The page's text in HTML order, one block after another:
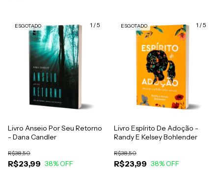
1 /5
ESGOTADO
Livro Anseio Por Seu Retorno
- Dana Candler
R$23,99
R$38,50
38% OFF
1 /5
ESGOTADO
Livro Espírito De Adoção -
Randy E Kelsey Bohlender
R$23,99
R$38,50
38% OFF